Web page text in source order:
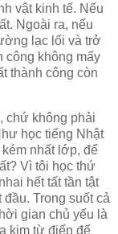
vật kinh tế. Nếu
Ngoài ra, nếu
lạc lối và trở
công không mấy
thành công còn
chứ không phải
học tiếng Nhật
nhất lớp, để
Vì tôi học thứ
hết tất tần tật
Trong suốt cả
gian chủ yếu là
kim từ điển để